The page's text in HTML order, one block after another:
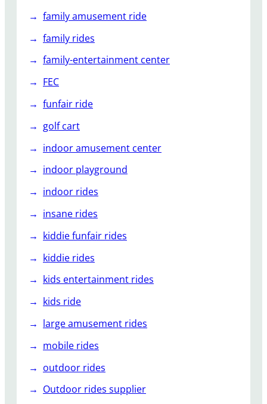
family amusement ride
family rides
family-entertainment center
FEC
funfair ride
golf cart
indoor amusement center
indoor playground
indoor rides
insane rides
kiddie funfair rides
kiddie rides
kids entertainment rides
kids ride
large amusement rides
mobile rides
outdoor rides
Outdoor rides supplier